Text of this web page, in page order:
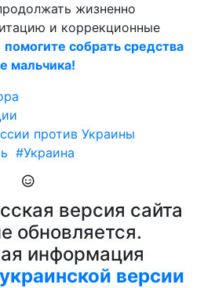
жизненно
и коррекционные
помогите собрать средства
мальчика!
против Украины
#Украина
версия сайта
обновляется.
информация
украинской версии